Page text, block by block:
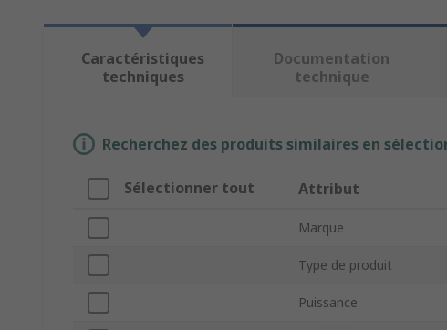
Caractéristiques
techniques
Documentation
technique
Recherchez des produits similaires en
Sélectionner tout Attribut
Marque
Type de produit
Puissance